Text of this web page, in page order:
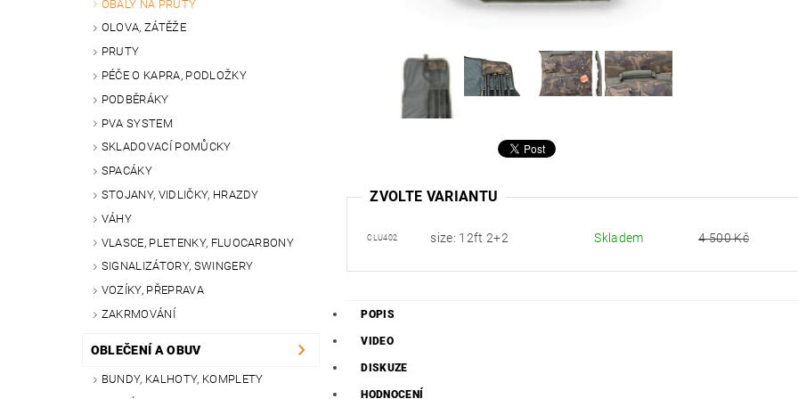
OBALY NA PRUTY
OLOVA, ZÁTĚŽE
PRUTY
PÉČE O KAPRA, PODLOŽKY
PODBĚRÁKY
PVA SYSTEM
SKLADOVACÍ POMŮCKY
SPACÁKY
STOJANY, VIDLIČKY, HRAZDY
VÁHY
VLASCE, PLETENKY, FLUOCARBONY
SIGNALIZÁTORY, SWINGERY
VOZÍKY, PŘEPRAVA
ZAKRMOVÁNÍ
OBLEČENÍ A OBUV
BUNDY, KALHOTY, KOMPLETY
ZVOLTE VARIANTU
CLU402 size: 12ft 2+2 Skladem 4 500 Kč
POPIS
VIDEO
DISKUZE
HODNOCENÍ